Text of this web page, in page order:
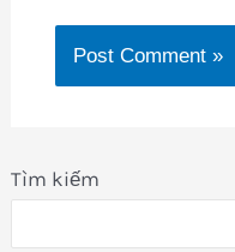
Tìm kiếm